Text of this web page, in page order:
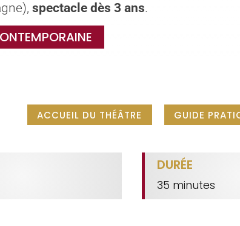
spectacle dès 3 ans.
ACCUEIL DU THÉÂTRE GUIDE
DURÉE
35 minutes